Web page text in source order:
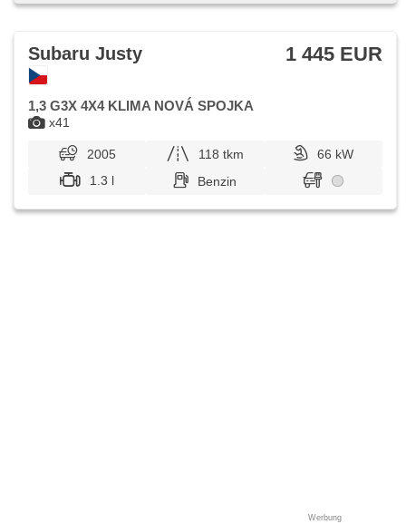
Rücksitzbank, zadní loketní opěrka, Trennnetz im
Gepäckraum, Innenthermometer, Heckscheibenwischer,
Getönte Scheiben, Längssitzvorschub, Ausziehbare
Kopflehnen
x41
Subaru Justy 1 445 EUR
1,3 G3X 4X4 KLIMA NOVÁ SPOJKA
2005 118 tkm
66 kW
1.3 l
Benzin
Werbung